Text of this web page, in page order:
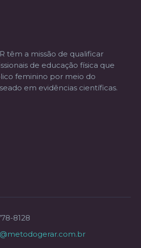
têm a missão de qualificar
de educação física que
feminino por meio do
em evidências científicas.
8128